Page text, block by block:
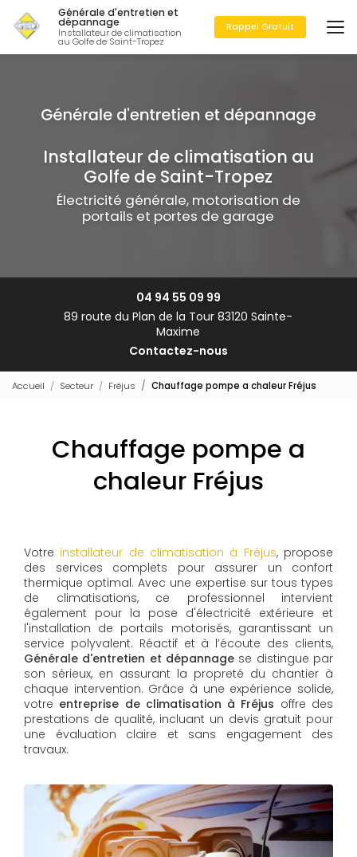
au
contenu
principal
Générale d'entretien et
dépannage
Installateur de climatisation
au Golfe de Saint-Tropez
Rappel Gratuit
Installateur de climatisation au
Golfe de Saint-Tropez
Électricité générale, motorisation de
portails et portes de garage
04 94 55 09 99
89 route du Plan de la Tour 83120 Sainte-
Maxime
Contactez-nous
Accueil Secteur Fréjus Chauffage pompe a chaleur Fréjus
Chauffage pompe a
chaleur Fréjus
Votre installateur de climatisation à Fréjus, propose
des services complets pour assurer un confort
thermique optimal. Avec une expertise sur tous types
de climatisations, ce professionnel intervient
également pour la pose d'électricité extérieure et
l'installation de portails motorisés, garantissant un
service polyvalent. Réactif et à l’écoute des clients,
Générale d'entretien et dépannage se distingue par
son sérieux, en assurant la propreté du chantier à
chaque intervention. Grâce à une expérience solide,
votre entreprise de climatisation à Fréjus offre des
prestations de qualité, incluant un devis gratuit pour
une évaluation claire et sans engagement des
travaux.